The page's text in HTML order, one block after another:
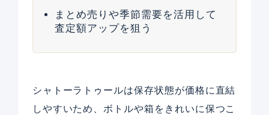
まとめ売りや季節需要を活用して
査定額アップを狙う
シャトーラトゥールは保存状態が価格に直結
しやすいため、ボトルや箱をきれいに保つこ